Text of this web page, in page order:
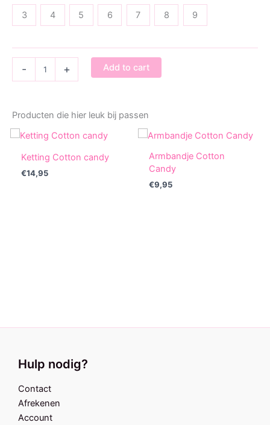
3 4 5 6 7 8 9
-
Feestnummer
party
+ Add to cart
Producten die hier leuk bij passen
Ketting Cotton candy
€14,95
Armbandje Cotton
Candy
€9,95
Hulp nodig?
Contact
Afrekenen
Account